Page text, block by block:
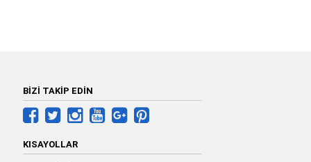
BİZİ TAKİP EDİN
KISAYOLLAR